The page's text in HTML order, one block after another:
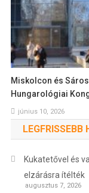
Miskolcon és
Hungarológiai
június 10, 2026
LEGFRISSEBB
Kukatetővel és
elzárásra ítélték
augusztus 7, 2026